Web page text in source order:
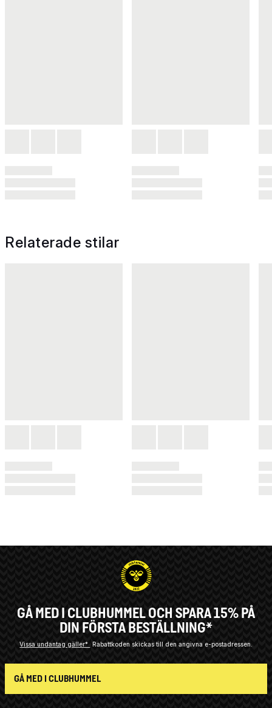
Relaterade stilar
GÅ MED I CLUBHUMMEL OCH SPARA 15% PÅ
DIN FÖRSTA BESTÄLLNING*
Vissa undantag gäller* Rabattkoden skickas till den angivna e-postadressen.
GÅ MED I CLUBHUMMEL